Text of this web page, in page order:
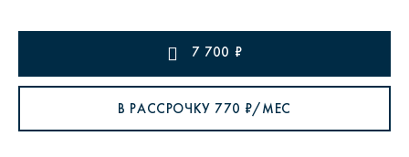
7 700 ₽
В РАССРОЧКУ 770 ₽/МЕС